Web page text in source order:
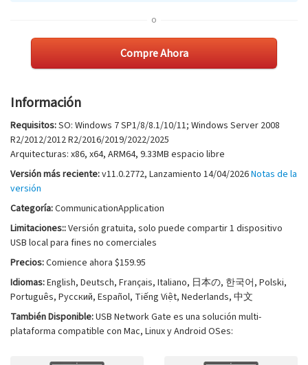
o
Compre Ahora
Información
Requisitos:SO: Windows 7 SP1/8/8.1/10/11; Windows Server 2008
R2/2012/2012 R2/2016/2019/2022/2025
Arquitecturas: x86, x64, ARM64, 9.33MB espacio libre
Versión más reciente:v11.0.2772, Lanzamiento 14/04/2026Notas de la
versión
Categoría:CommunicationApplication
Limitaciones::Versión gratuita, solo puede compartir 1 dispositivo
USB local para fines no comerciales
Precios:Comience ahora $159.95
Idiomas:English, Deutsch, Français, Italiano, 日本の, 한국어, Polski,
Português, Русский, Español, Tiếng Việt, Nederlands, 中文
También Disponible:USB Network Gate es una solución multi-
plataforma compatible con Mac, Linux y Android OSes: